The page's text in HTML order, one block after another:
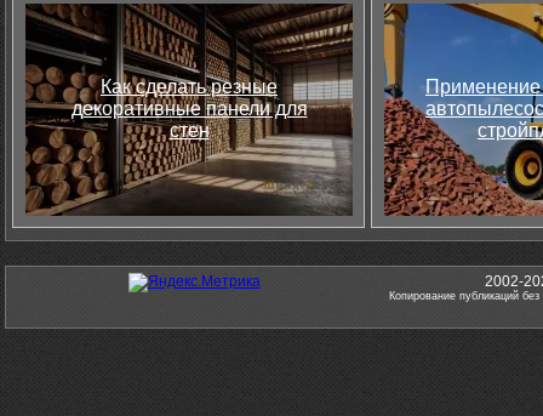
Как сделать резные
декоративные панели для
стен
Применение
2002-
Копирование публикаций